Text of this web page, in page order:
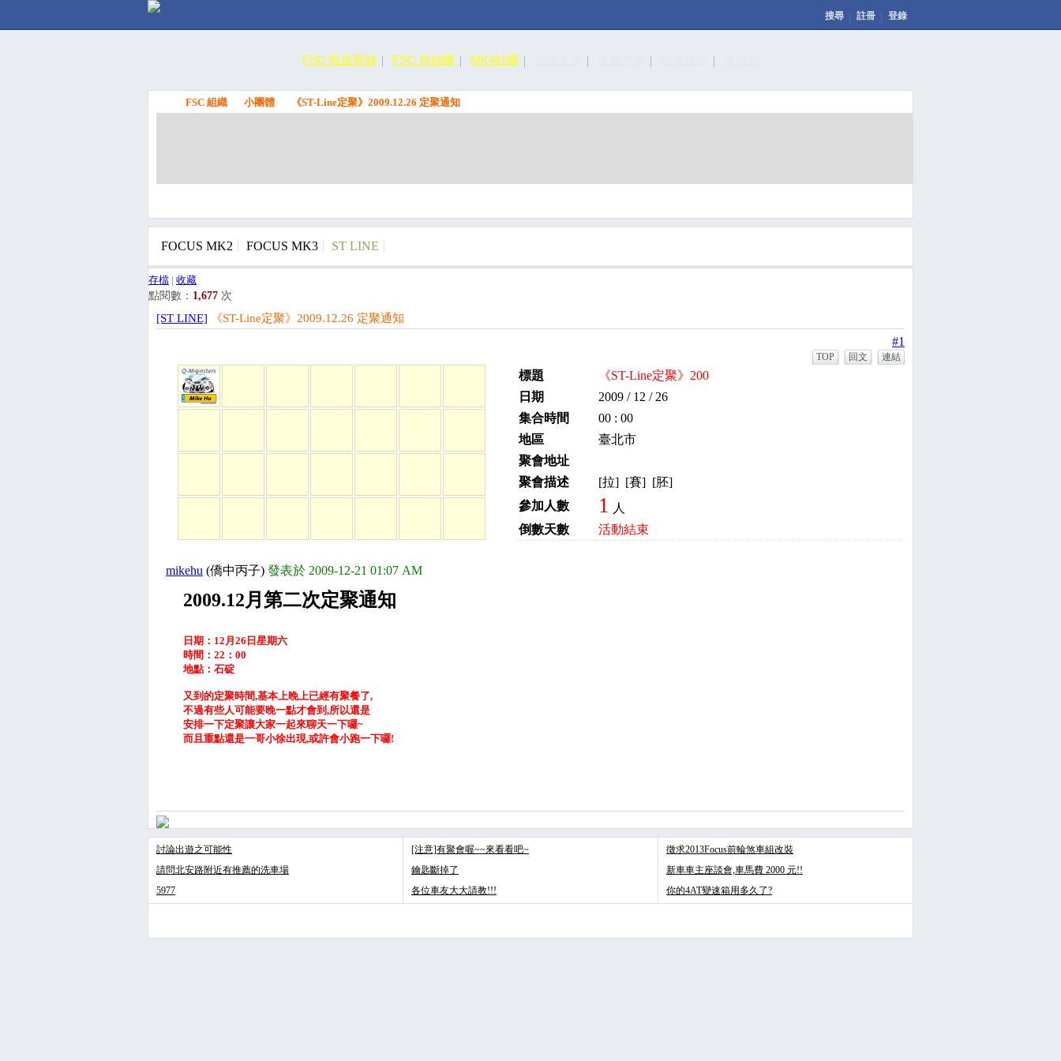
搜尋 註冊 登錄
FSC 蝦皮商城 FSC 粉絲團 MK4社團
FSC 組織 小團體 《ST-Line定聚》2009.12.26 定聚通知
FOCUS MK2 FOCUS MK3 ST LINE
存檔 | 收藏
點閱數： 1,677 次
[ST LINE] 《ST-Line定聚》2009.12.26 定聚通知
#1
TOP 回文 連結
標題
《ST-Line定聚》200
日期
2009 / 12 / 26
集合時間
00 : 00
地區
臺北市
聚會地址
聚會描述
[拉] [賽] [胚]
參加人數
1 人
倒數天數
活動結束
mikehu (僑中丙子) 發表於 2009-12-21 01:07 AM
2009.12月第二次定聚通知
日期：12月26日星期六
時間：22：00
地點：石碇
又到的定聚時間,基本上晚上已經有聚餐了,
不過有些人可能要晚一點才會到,所以還是
安排一下定聚讓大家一起來聊天一下囉~
而且重點還是一哥小徐出現,或許會小跑一下囉!
討論出遊之可能性
請問北安路附近有推薦的洗車場
5977
[注意]有聚會喔~~來看看吧~
鑰匙斷掉了
各位車友大大請教!!!
徵求2013Focus前輪煞車組改裝
新車車主座談會,車馬費 2000 元!!
你的4AT變速箱用多久了?